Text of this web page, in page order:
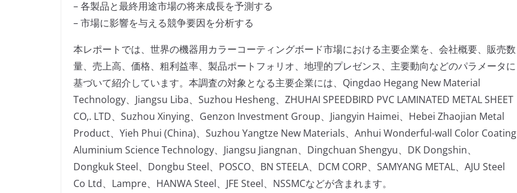
– 各製品と最終用途市場の将来成長を予測する
– 市場に影響を与える競争要因を分析する
本レポートでは、世界の機器用カラーコーティングボード市場における主要企業を、会社概要、販売数
量、売上高、価格、粗利益率、製品ポートフォリオ、地理的プレゼンス、主要動向などのパラメータに
基づいて紹介しています。本調査の対象となる主要企業には、Qingdao Hegang New Material
Technology、Jiangsu Liba、Suzhou Hesheng、ZHUHAI SPEEDBIRD PVC LAMINATED METAL SHEET
CO,. LTD、Suzhou Xinying、Genzon Investment Group、Jiangyin Haimei、Hebei Zhaojian Metal
Product、Yieh Phui (China)、Suzhou Yangtze New Materials、Anhui Wonderful-wall Color Coating
Aluminium Science Technology、Jiangsu Jiangnan、Dingchuan Shengyu、DK Dongshin、
Dongkuk Steel、Dongbu Steel、POSCO、BN STEELA、DCM CORP、SAMYANG METAL、AJU Steel
Co Ltd、Lampre、HANWA Steel、JFE Steel、NSSMCなどが含まれます。